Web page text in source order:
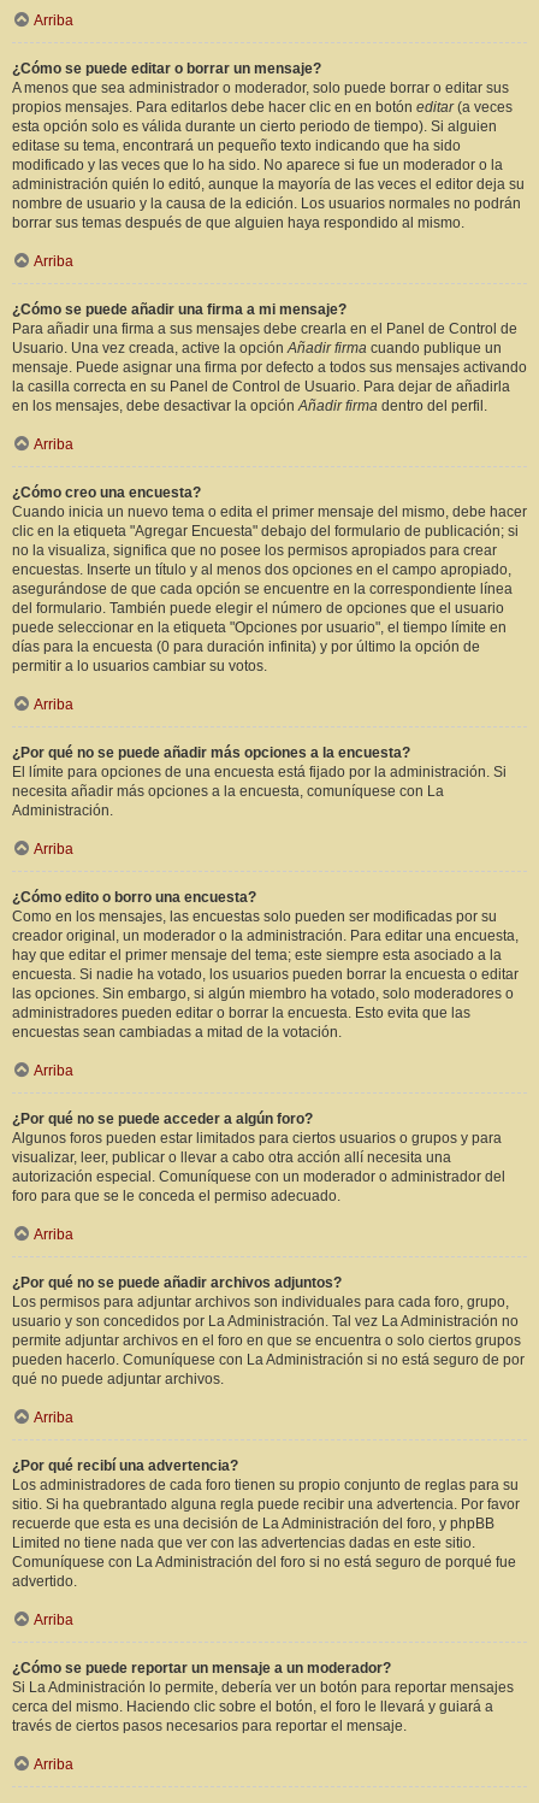
Arriba
¿Cómo se puede editar o borrar un mensaje?
A menos que sea administrador o moderador, solo puede borrar o editar sus
propios mensajes. Para editarlos debe hacer clic en en botón editar(a veces
esta opción solo es válida durante un cierto periodo de tiempo). Si alguien
editase su tema, encontrará un pequeño texto indicando que ha sido
modificado y las veces que lo ha sido. No aparece si fue un moderador o la
administración quién lo editó, aunque la mayoría de las veces el editor deja su
nombre de usuario y la causa de la edición. Los usuarios normales no podrán
borrar sus temas después de que alguien haya respondido al mismo.
Arriba
¿Cómo se puede añadir una firma a mi mensaje?
Para añadir una firma a sus mensajes debe crearla en el Panel de Control de
Usuario. Una vez creada, active la opciónAñadir firma cuando publique un
mensaje. Puede asignar una firma por defecto a todos sus mensajes activando
la casilla correcta en su Panel de Control de Usuario. Para dejar de añadirla
en los mensajes, debe desactivar la opciónAñadir firma dentro del perfil.
Arriba
¿Cómo creo una encuesta?
Cuando inicia un nuevo tema o edita el primer mensaje del mismo, debe hacer
clic en la etiqueta "Agregar Encuesta" debajo del formulario de publicación; si
no la visualiza, significa que no posee los permisos apropiados para crear
encuestas. Inserte un título y al menos dos opciones en el campo apropiado,
asegurándose de que cada opción se encuentre en la correspondiente línea
del formulario. También puede elegir el número de opciones que el usuario
puede seleccionar en la etiqueta "Opciones por usuario", el tiempo límite en
días para la encuesta (0 para duración infinita) y por último la opción de
permitir a lo usuarios cambiar su votos.
Arriba
¿Por qué no se puede añadir más opciones a la encuesta?
El límite para opciones de una encuesta está fijado por la administración. Si
necesita añadir más opciones a la encuesta, comuníquese con La
Administración.
Arriba
¿Cómo edito o borro una encuesta?
Como en los mensajes, las encuestas solo pueden ser modificadas por su
creador original, un moderador o la administración. Para editar una encuesta,
hay que editar el primer mensaje del tema; este siempre esta asociado a la
encuesta. Si nadie ha votado, los usuarios pueden borrar la encuesta o editar
las opciones. Sin embargo, si algún miembro ha votado, solo moderadores o
administradores pueden editar o borrar la encuesta. Esto evita que las
encuestas sean cambiadas a mitad de la votación.
Arriba
¿Por qué no se puede acceder a algún foro?
Algunos foros pueden estar limitados para ciertos usuarios o grupos y para
visualizar, leer, publicar o llevar a cabo otra acción allí necesita una
autorización especial. Comuníquese con un moderador o administrador del
foro para que se le conceda el permiso adecuado.
Arriba
¿Por qué no se puede añadir archivos adjuntos?
Los permisos para adjuntar archivos son individuales para cada foro, grupo,
usuario y son concedidos por La Administración. Tal vez La Administración no
permite adjuntar archivos en el foro en que se encuentra o solo ciertos grupos
pueden hacerlo. Comuníquese con La Administración si no está seguro de por
qué no puede adjuntar archivos.
Arriba
¿Por qué recibí una advertencia?
Los administradores de cada foro tienen su propio conjunto de reglas para su
sitio. Si ha quebrantado alguna regla puede recibir una advertencia. Por favor
recuerde que esta es una decisión de La Administración del foro, y phpBB
Limited no tiene nada que ver con las advertencias dadas en este sitio.
Comuníquese con La Administración del foro si no está seguro de porqué fue
advertido.
Arriba
¿Cómo se puede reportar un mensaje a un moderador?
Si La Administración lo permite, debería ver un botón para reportar mensajes
cerca del mismo. Haciendo clic sobre el botón, el foro le llevará y guiará a
través de ciertos pasos necesarios para reportar el mensaje.
Arriba